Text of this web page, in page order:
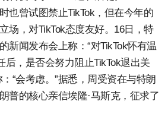
也曾试图禁止TikTok，但在今年的
场，对TikTok态度友好。16日，特
新闻发布会上称：“对TikTok怀有温
后，是否会努力阻止TikTok退出美
“会考虑。”据悉，周受资在与特朗
普的核心亲信埃隆·马斯克，征求了